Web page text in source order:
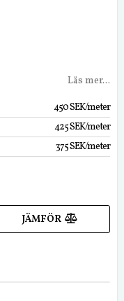
Läs mer...
450 SEK/meter
425 SEK/meter
375 SEK/meter
JÄMFÖR